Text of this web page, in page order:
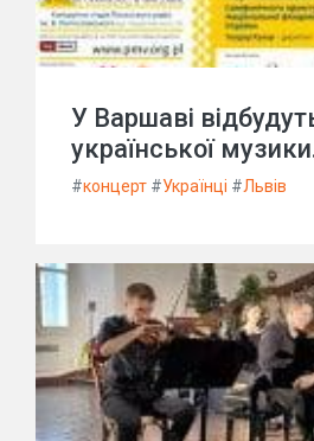
У Варшаві
української
#концерт #Українці #Львів